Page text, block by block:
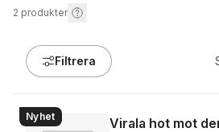
2 produkter
Filtrera
Nyhet
Virala hot mot